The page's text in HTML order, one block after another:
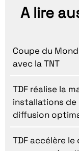
A lire
Coupe du
avec la TNT
TDF réalise la
installations de
diffusion
TDF accélère